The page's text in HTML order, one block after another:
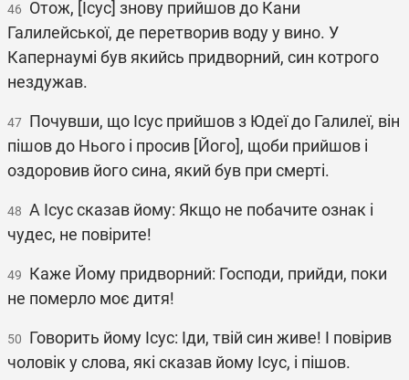
46 Отож, [Ісус] знову прийшов до Кани
Галилейської, де перетворив воду у вино. У
Капернаумі був якийсь придворний, син котрого
нездужав.
47 Почувши, що Ісус прийшов з Юдеї до Галилеї, він
пішов до Нього і просив [Його], щоби прийшов і
оздоровив його сина, який був при смерті.
48 А Ісус сказав йому: Якщо не побачите ознак і
чудес, не повірите!
49 Каже Йому придворний: Господи, прийди, поки
не померло моє дитя!
50 Говорить йому Ісус: Іди, твій син живе! І повірив
чоловік у слова, які сказав йому Ісус, і пішов.